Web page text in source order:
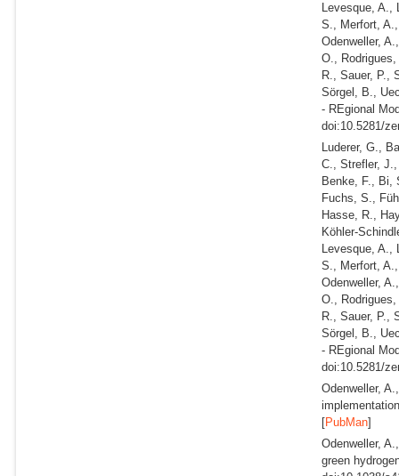
Levesque, A.,
S., Merfort,
Odenweller,
O.,
R., Sauer, P.,
Sörgel, B.,
- REgional
doi:10.5281/
Luderer, G.,
C., Strefler,
Benke, F., Bi,
Fuchs, S.,
Hasse, R.,
Köhler-
Levesque, A.,
S., Merfort,
Odenweller,
O.,
R., Sauer, P.,
Sörgel, B.,
- REgional
doi:10.5281/
Odenweller,
[PubMan]
Odenweller,
green